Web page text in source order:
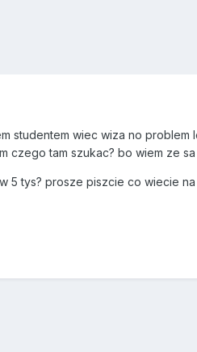
studentem wiec wiza no
czego tam szukac? bo wiem ze
5 tys? prosze piszcie co wiecie